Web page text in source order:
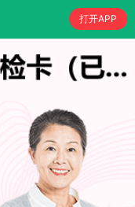
打开APP